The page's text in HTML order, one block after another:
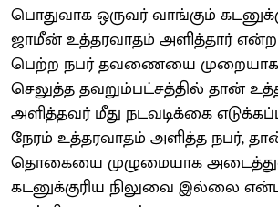
பொதுவாக ஒருவர் வாங்கும்
ஜாமீன் உத்தரவாதம் அளி்த்தார்
பெற்ற நபர் தவணையை முறையாக
செலுத்த தவறும்பட்சத்தில் தான்
அளித்தவர் மீது நடவடிக்கை
நேரம் உத்தரவாதம் அளித்த நபர்,
தொகையை முழுமையாக
கடனுக்குரிய நிலுவை இல்லை